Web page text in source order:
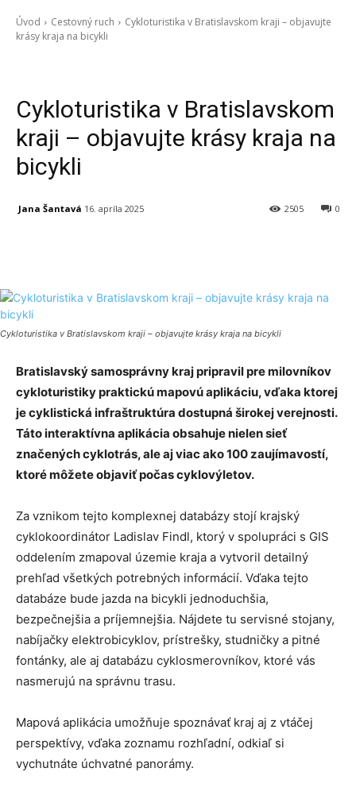
Úvod Cestovný ruch
Cykloturistika v Bratislavskom kraji – objavujte
krásy kraja na bicykli
Cykloturistika v Bratislavskom
kraji – objavujte krásy kraja na
bicykli
Jana Šantavá 16. apríla 2025 0
2505
Cykloturistika v Bratislavskom kraji – objavujte krásy kraja na bicykli
Bratislavský samosprávny kraj pripravil pre milovníkov
cykloturistiky praktickú mapovú aplikáciu, vďaka ktorej
je cyklistická infraštruktúra dostupná širokej verejnosti.
Táto interaktívna aplikácia obsahuje nielen sieť
značených cyklotrás, ale aj viac ako 100 zaujímavostí,
ktoré môžete objaviť počas cyklovýletov.
Za vznikom tejto komplexnej databázy stojí krajský
cyklokoordinátor Ladislav Findl, ktorý v spolupráci s GIS
oddelením zmapoval územie kraja a vytvoril detailný
prehľad všetkých potrebných informácií. Vďaka tejto
databáze bude jazda na bicykli jednoduchšia,
bezpečnejšia a príjemnejšia. Nájdete tu servisné stojany,
nabíjačky elektrobicyklov, prístrešky, studničky a pitné
fontánky, ale aj databázu cyklosmerovníkov, ktoré vás
nasmerujú na správnu trasu.
Mapová aplikácia umožňuje spoznávať kraj aj z vtáčej
perspektívy, vďaka zoznamu rozhľadní, odkiaľ si
vychutnáte úchvatné panorámy.